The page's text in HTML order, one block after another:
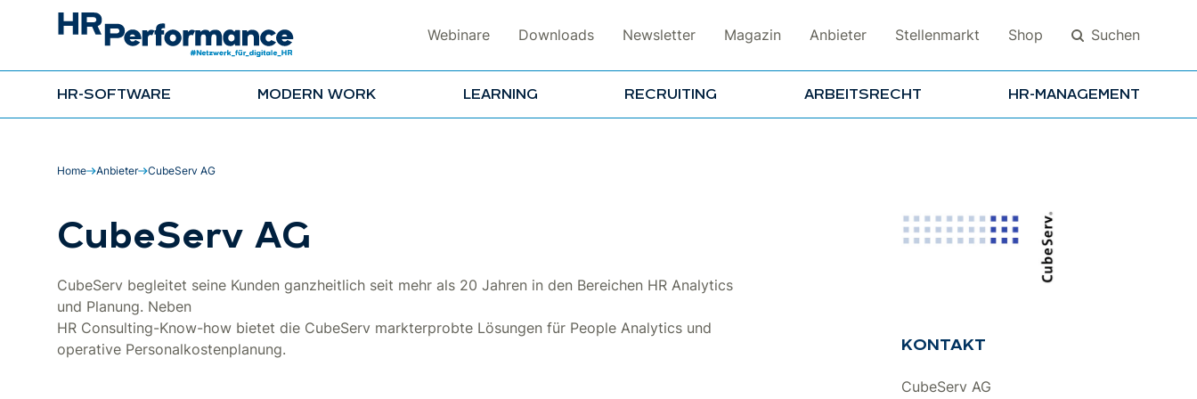
Webinare Downloads Newsletter Magazin Anbieter Stellenmarkt Shop Suchen
HR-SOFTWARE MODERN WORK LEARNING RECRUITING ARBEITSRECHT HR-MANAGEMENT
Home Anbieter CubeServ AG
CubeServ AG
CubeServ begleitet seine Kunden ganzheitlich seit mehr als 20 Jahren in den Bereichen HR Analytics
und Planung. Neben
HR Consulting-Know-how bietet die CubeServ markterprobte Lösungen für People Analytics und
operative Personalkostenplanung.
KONTAKT
CubeServ AG